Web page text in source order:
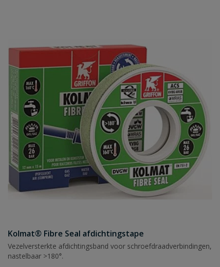
Kolmat® Fibre Seal afdichtingstape
Vezelversterkte afdichtingsband voor schroefdraadverbindingen,
nastelbaar >180°.